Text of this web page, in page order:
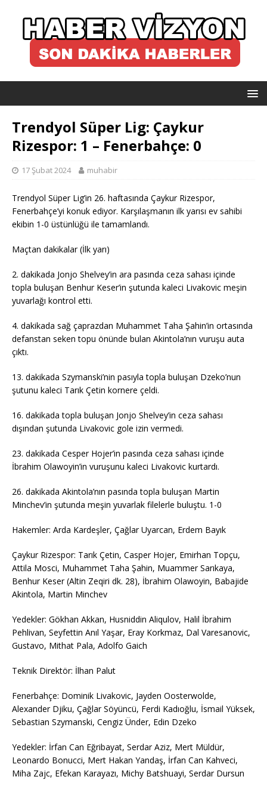
Trendyol Süper Lig: Çaykur
Rizespor: 1 – Fenerbahçe: 0
17 Şubat 2024 muhabir
Trendyol Süper Lig’in 26. haftasında Çaykur Rizespor,
Fenerbahçe’yi konuk ediyor. Karşılaşmanın ilk yarısı ev sahibi
ekibin 1-0 üstünlüğü ile tamamlandı.
Maçtan dakikalar (İlk yarı)
2. dakikada Jonjo Shelvey’in ara pasında ceza sahası içinde
topla buluşan Benhur Keser’in şutunda kaleci Livakovic meşin
yuvarlağı kontrol etti.
4. dakikada sağ çaprazdan Muhammet Taha Şahin’in ortasında
defanstan seken topu önünde bulan Akintola’nın vuruşu auta
çıktı.
13. dakikada Szymanski’nin pasıyla topla buluşan Dzeko’nun
şutunu kaleci Tarık Çetin kornere çeldi.
16. dakikada topla buluşan Jonjo Shelvey’in ceza sahası
dışından şutunda Livakovic gole izin vermedi.
23. dakikada Cesper Hojer’in pasında ceza sahası içinde
İbrahim Olawoyin’in vuruşunu kaleci Livakovic kurtardı.
26. dakikada Akintola’nın pasında topla buluşan Martin
Minchev’in şutunda meşin yuvarlak filelerle buluştu. 1-0
Hakemler: Arda Kardeşler, Çağlar Uyarcan, Erdem Bayık
Çaykur Rizespor: Tarık Çetin, Casper Hojer, Emirhan Topçu,
Attila Mosci, Muhammet Taha Şahin, Muammer Sarıkaya,
Benhur Keser (Altin Zeqiri dk. 28), İbrahim Olawoyin, Babajide
Akintola, Martin Minchev
Yedekler: Gökhan Akkan, Husniddin Aliqulov, Halil İbrahim
Pehlivan, Seyfettin Anıl Yaşar, Eray Korkmaz, Dal Varesanovic,
Gustavo, Mithat Pala, Adolfo Gaich
Teknik Direktör: İlhan Palut
Fenerbahçe: Dominik Livakovic, Jayden Oosterwolde,
Alexander Djiku, Çağlar Söyüncü, Ferdi Kadıoğlu, İsmail Yüksek,
Sebastian Szymanski, Cengiz Ünder, Edin Dzeko
Yedekler: İrfan Can Eğribayat, Serdar Aziz, Mert Müldür,
Leonardo Bonucci, Mert Hakan Yandaş, İrfan Can Kahveci,
Miha Zajc, Efekan Karayazı, Michy Batshuayi, Serdar Dursun